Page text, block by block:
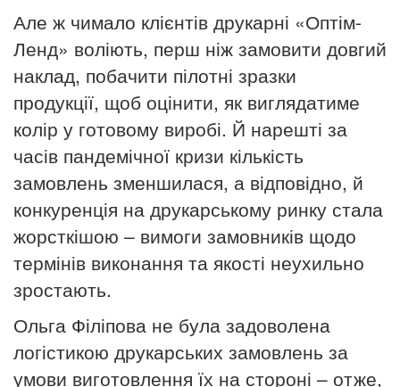
Але ж чимало клієнтів друкарні «Оптім-
Ленд» воліють, перш ніж замовити довгий
наклад, побачити пілотні зразки
продукції, щоб оцінити, як виглядатиме
колір у готовому виробі. Й нарешті за
часів пандемічної кризи кількість
замовлень зменшилася, а відповідно, й
конкуренція на друкарському ринку стала
жорсткішою – вимоги замовників щодо
термінів виконання та якості неухильно
зростають.
Ольга Філіпова не була задоволена
логістикою друкарських замовлень за
умови виготовлення їх на стороні – отже,